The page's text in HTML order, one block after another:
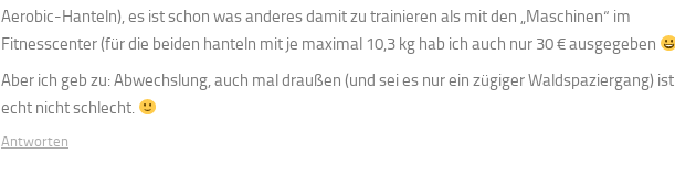
Aerobic-Hanteln), es ist schon was anderes damit zu trainieren als mit den „Maschinen“ im
Fitnesscenter (für die beiden hanteln mit je maximal 10,3 kg hab ich auch nur 30 € ausgegeben
Aber ich geb zu: Abwechslung, auch mal draußen (und sei es nur ein zügiger Waldspaziergang) ist
echt nicht schlecht.
Antworten